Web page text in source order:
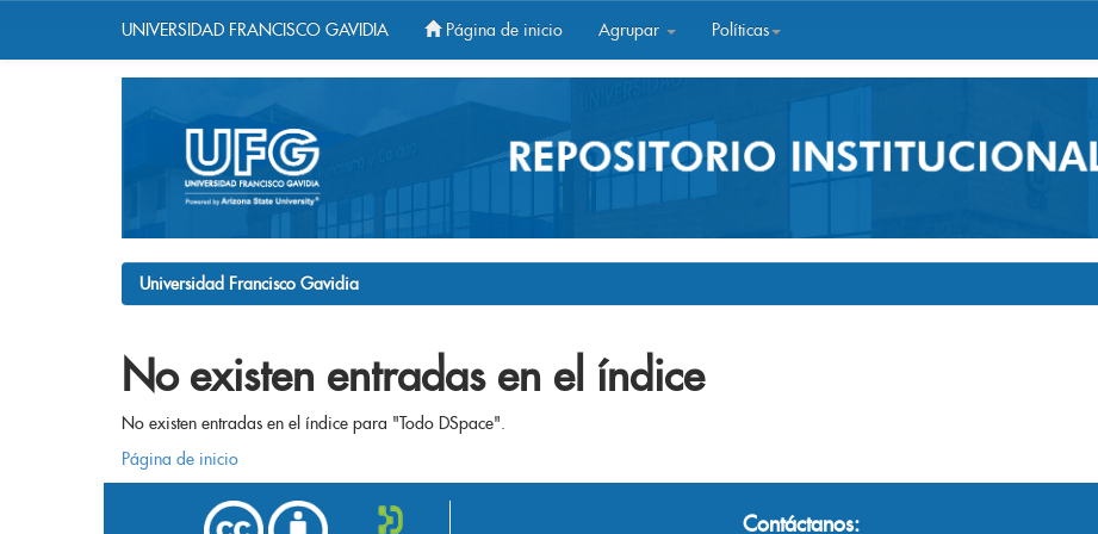
UNIVERSIDAD FRANCISCO GAVIDIA Página de inicio Agrupar Políticas
Universidad Francisco Gavidia
No existen entradas en el índice
No existen entradas en el índice para "Todo DSpace".
Página de inicio
Contáctanos: